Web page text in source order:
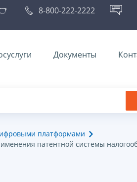
8-800-222-2222
Документы
платформами
патентной системы